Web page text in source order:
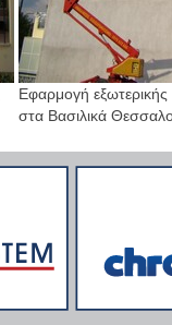
Εφαρμογή
στα Βασιλικά